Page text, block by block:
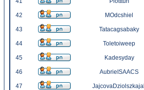
42 MOdcshiel
43 Tatacagsabaky
44 Toletoiweep
45 Kadesyday
46 AubrieISAACS
47